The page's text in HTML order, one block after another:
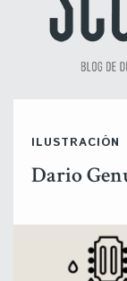
ILUSTRACIÓN
Dario